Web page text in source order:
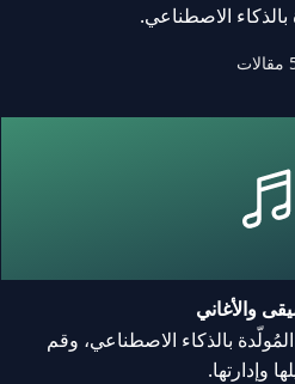
الاصطناعي.
والأغاني
بالذكاء الاصطناعي، وقم
وإدارتها.